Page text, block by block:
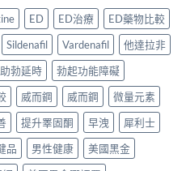
ED ED治療
ED藥物比較
Sildenafil Vardenafil
他達拉非
助勃延時
勃起功能障礙
威而鋼 威而鋼
微量元素
提升睪固酮 早洩
犀利士
品 男性健康
美國黑金